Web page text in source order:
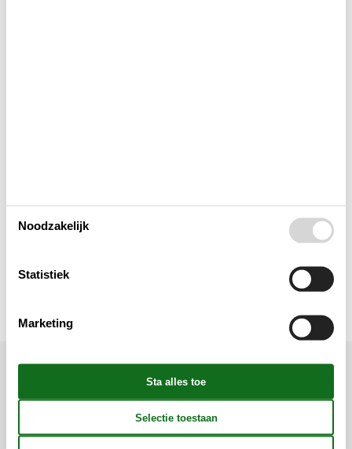
Ligging & omgeving
Noodzakelijk
Statistiek
Marketing